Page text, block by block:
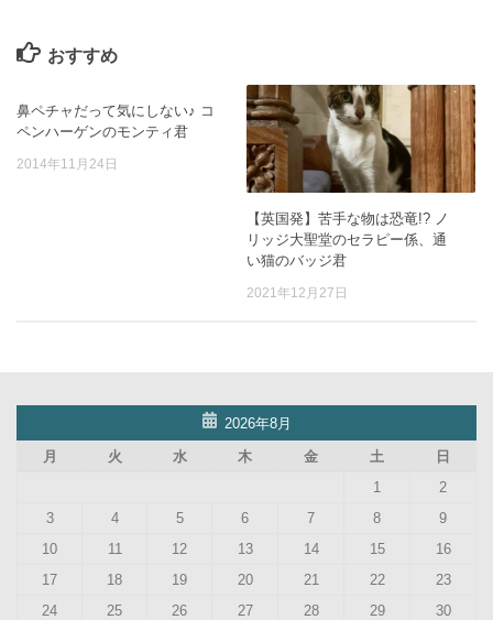
おすすめ
鼻ペチャだって気にしない♪ コ
ペンハーゲンのモンティ君
2014年11月24日
【英国発】苦手な物は恐竜!? ノ
リッジ大聖堂のセラピー係、通
い猫のバッジ君
2021年12月27日
2026年8月
月
火 水 木 金 土
日
1
2
3
4 5 6 7 8
9
10
11 12 13 14 15
16
17
18 19 20 21 22
23
24
25 26 27 28 29
30